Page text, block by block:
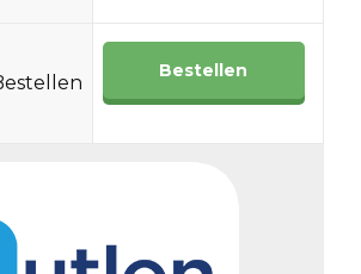
Bestellen